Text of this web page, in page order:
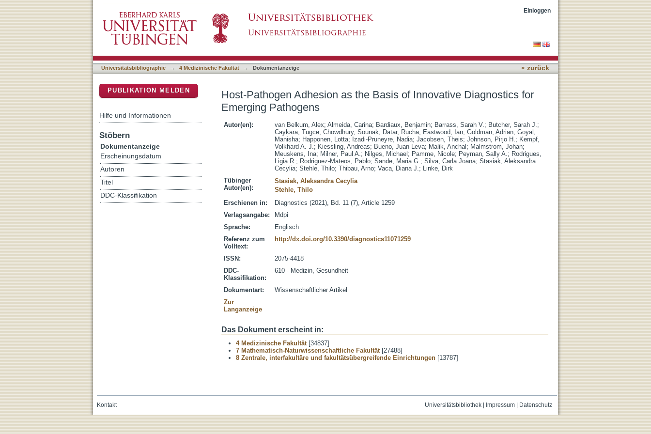
Einloggen
Universitätsbibliographie → 4 Medizinische Fakultät → Dokumentanzeige « zurück
Host-Pathogen Adhesion as the Basis of Innovative Diagnostics for
Emerging Pathogens
Autor(en): van Belkum, Alex; Almeida, Carina; Bardiaux, Benjamin; Barrass, Sarah V.; Butcher, Sarah J.;
Caykara, Tugce; Chowdhury, Sounak; Datar, Rucha; Eastwood, Ian; Goldman, Adrian; Goyal,
Manisha; Happonen, Lotta; Izadi-Pruneyre, Nadia; Jacobsen, Theis; Johnson, Pirjo H.; Kempf,
Volkhard A. J.; Kiessling, Andreas; Bueno, Juan Leva; Malik, Anchal ; Malmstrom, Johan;
Meuskens, Ina; Milner, Paul A.; Nilges, Michael ; Pamme, Nicole; Peyman, Sally A.; Rodrigues,
Ligia R.; Rodriguez-Mateos, Pablo; Sande, Maria G.; Silva, Carla Joana; Stasiak, Aleksandra
Cecylia; Stehle, Thilo; Thibau, Arno; Vaca, Diana J.; Linke, Dirk
Tübinger
Autor(en):
Stasiak, Aleksandra Cecylia
Stehle, Thilo
Erschienen in:
Diagnostics (2021), Bd. 11 (7), Article 1259
Verlagsangabe:
Mdpi
Sprache:
Englisch
Referenz zum
Volltext:
http://dx.doi.org/10.3390/diagnostics11071259
ISSN:
2075-4418
DDC-
Klassifikation:
610 - Medizin, Gesundheit
Dokumentart:
Wissenschaftlicher Artikel
Zur
Langanzeige
Das Dokument erscheint in:
4 Medizinische Fakultät[34837]
7 Mathematisch-Naturwissenschaftliche Fakultät[27488]
8 Zentrale, interfakultäre und fakultätsübergreifende Einrichtungen [13787]
PUBLIKATION MELDEN
Hilfe und Informationen
Stöbern
Dokumentanzeige
Erscheinungsdatum
Autoren
Titel
DDC-Klassifikation
Universitätsbibliothek| Impressum| Datenschutz
Kontakt